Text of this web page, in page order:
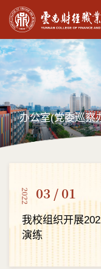
办公室(党委巡察
2022 03 / 01
我校组织开展
演练